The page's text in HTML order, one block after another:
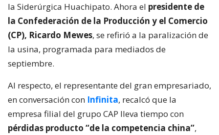
la Siderúrgica Huachipato. Ahora el presidente de
la Confederación de la Producción y el Comercio
(CP), Ricardo Mewes, se refirió a la paralización de
la usina, programada para mediados de
septiembre.
Al respecto, el representante del gran empresariado,
en conversación con Infinita, recalcó que la
empresa filial del grupo CAP lleva tiempo con
pérdidas producto “de la competencia china”,